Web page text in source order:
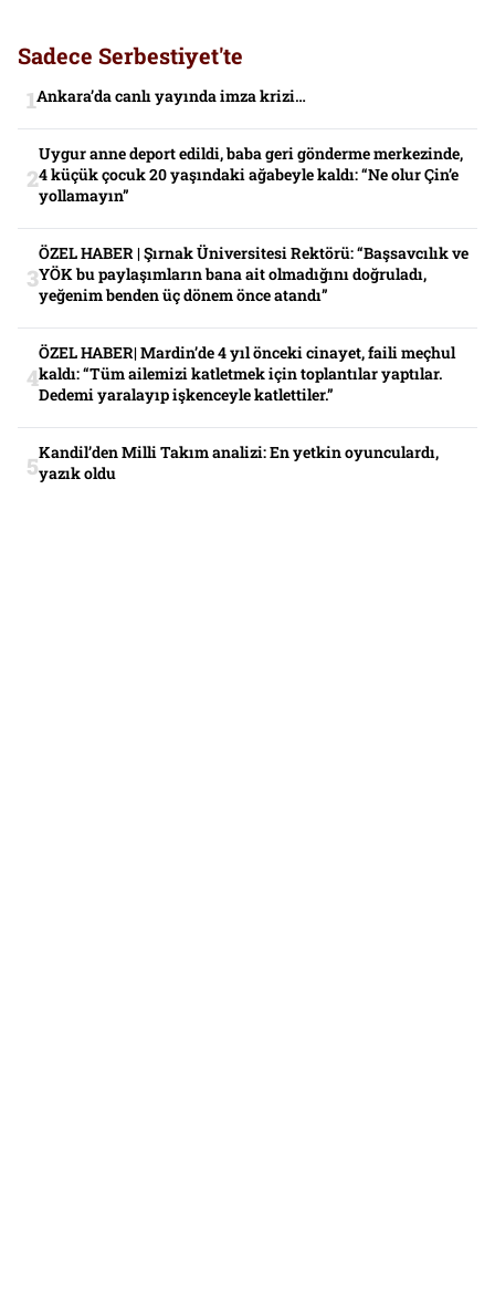
Sadece Serbestiyet'te
Ankara’da canlı yayında imza krizi…
Uygur anne deport edildi, baba geri gönderme merkezinde,
4 küçük çocuk 20 yaşındaki ağabeyle kaldı: “Ne olur Çin’e
yollamayın”
ÖZEL HABER | Şırnak Üniversitesi Rektörü: “Başsavcılık ve
YÖK bu paylaşımların bana ait olmadığını doğruladı,
yeğenim benden üç dönem önce atandı”
ÖZEL HABER| Mardin’de 4 yıl önceki cinayet, faili meçhul
kaldı: “Tüm ailemizi katletmek için toplantılar yaptılar.
Dedemi yaralayıp işkenceyle katlettiler.”
Kandil’den Milli Takım analizi: En yetkin oyunculardı,
yazık oldu